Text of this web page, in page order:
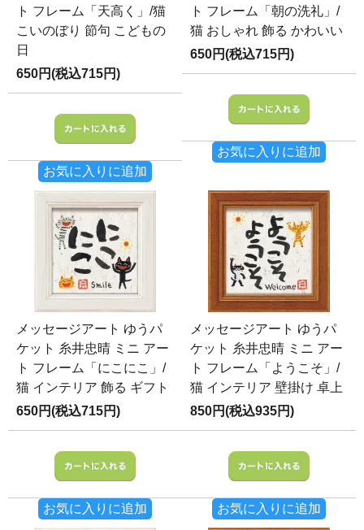
ト フレーム「天高く」/猫
こいのぼり 節句 こどもの
日
650円(税込715円)
お気に入りに追加
ト フレーム「朝の洗礼」/
猫 おしゃれ 飾る かわいい
650円(税込715円)
お気に入りに追加
メッセージアート ゆうパ
ケット 糸井忠晴 ミニ アー
ト フレーム「にこにこ」/
猫 インテリア 飾る ギフト
650円(税込715円)
お気に入りに追加
メッセージアート ゆうパ
ケット 糸井忠晴 ミニ アー
ト フレーム「ようこそ」/
猫 インテリア 壁掛け 卓上
850円(税込935円)
お気に入りに追加